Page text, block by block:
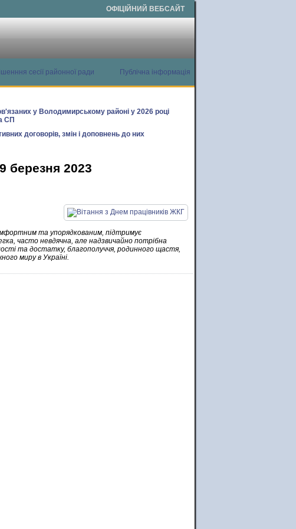
ОФІЦІЙНИЙ ВЕБСАЙТ
сесії районної ради
Публічна інформація
у Володимирському районі у 2026 році
СП
договорів, змін і доповнень до них
березня 2023
та упорядкованим, підтримує
часто невдячна, але надзвичайно потрібна
та достатку, благополуччя, родинного щастя,
миру в Україні.